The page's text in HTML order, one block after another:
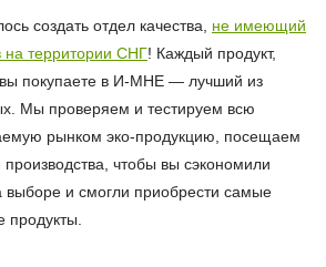
создать отдел качества, не имеющий
на территории СНГ! Каждый продукт,
покупаете в И-МНЕ — лучший из
Мы проверяем и тестируем всю
рынком эко-продукцию, посещаем
чтобы вы сэкономили
выборе и смогли приобрести самые
продукты.